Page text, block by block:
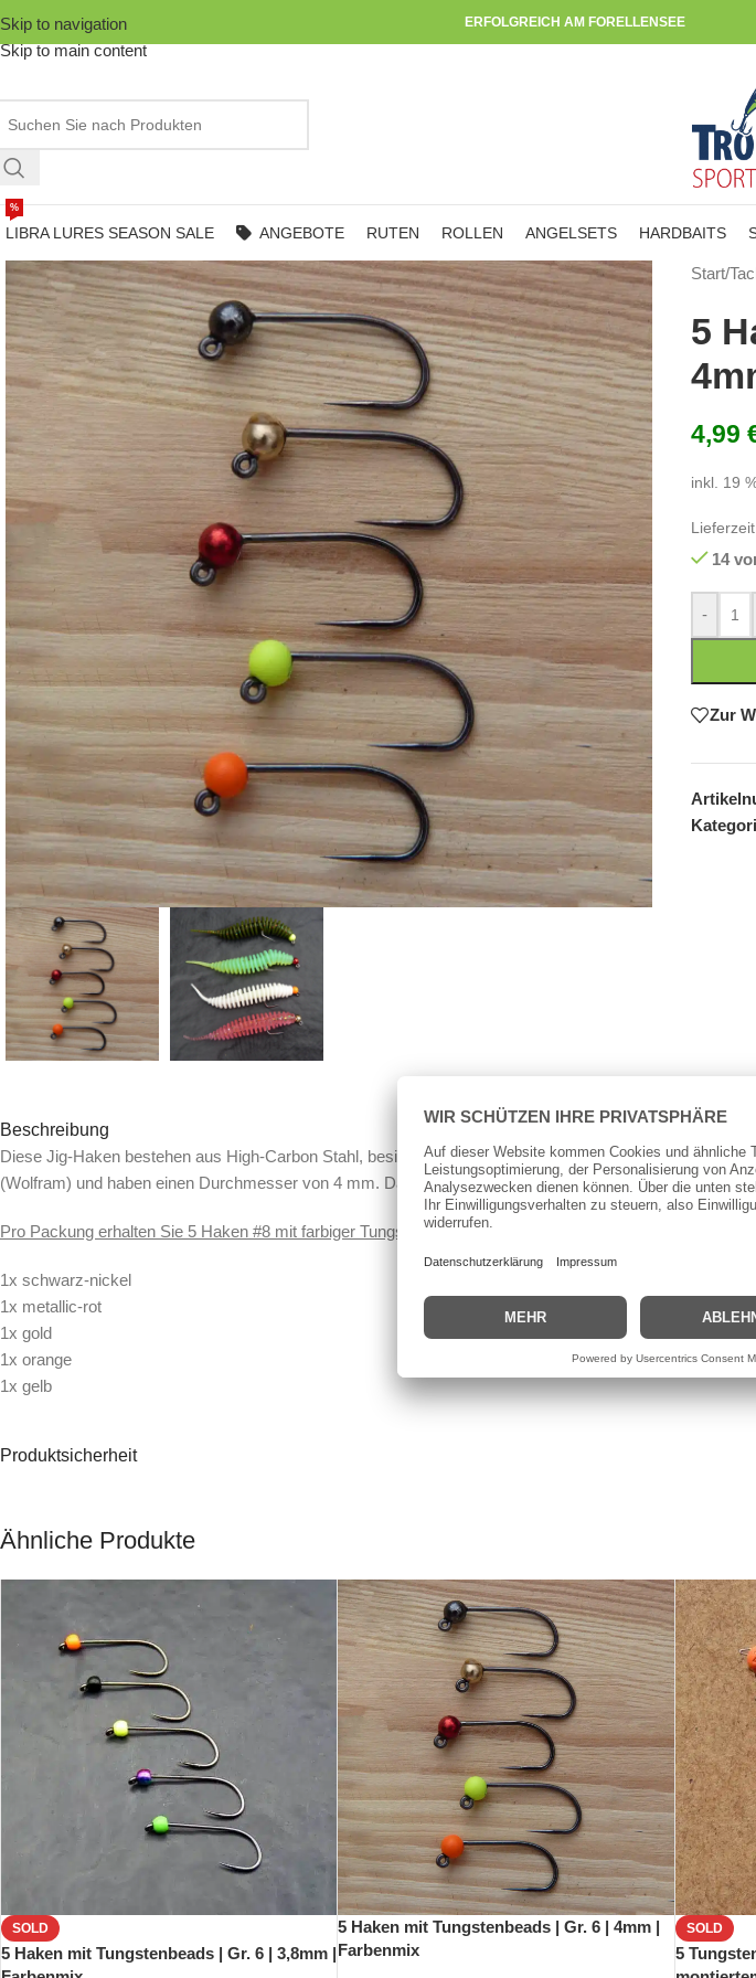
Skip to navigation
Skip to main content
ERFOLGREICH AM FORELLENSEE
LIBRA LURES SEASON SALE
%
ANGEBOTE RUTEN ROLLEN ANGELSETS HARDBAITS
Start/
5
4,99
inkl. 19
14
-
Zur
Beschreibung
Diese Jig-Haken bestehen aus High-Carbon Stahl, besitzen ein weites, abgeknicktes Öhr und keinen
(Wolfram) und haben einen Durchmesser von 4 mm. Das Hakengewicht beträgt 0,6g
Pro Packung erhalten Sie 5 Haken #8 mit farbiger Tungstenperle (4mm):
1x schwarz-nickel
1x metallic-rot
1x gold
1x orange
1x gelb
Produktsicherheit
Ähnliche Produkte
SOLD
5 Haken mit Tungstenbeads | Gr. 6 | 3,8mm |
5 Haken mit Tungstenbeads | Gr. 6 | 4mm |
Farbenmix
SOLD
5